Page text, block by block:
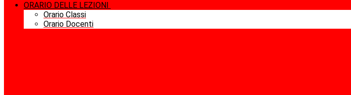
ORARIO DELLE LEZIONI
Orario Classi
Orario Docenti